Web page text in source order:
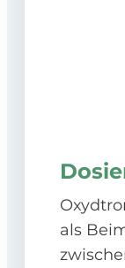
als